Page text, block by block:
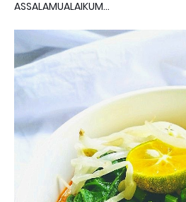
ASSALAMUALAIKUM...